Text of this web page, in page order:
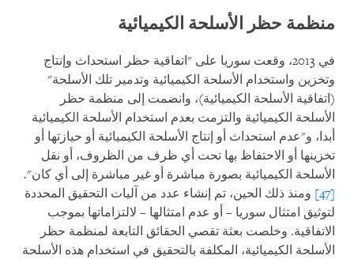
منظمة حظر الأسلحة الكيميائية
في 2013، وقعت سوريا على "اتفاقية حظر استحداث وإنتاج
وتخزين واستخدام الأسلحة الكيميائية وتدمير تلك الأسلحة"
(اتفاقية الأسلحة الكيميائية)، وانضمت إلى منظمة حظر
الأسلحة الكيميائية والتزمت بعدم استخدام الأسلحة الكيميائية
أبدا، و"عدم استحداث أو إنتاج الأسلحة الكيميائية أو حيازتها أو
تخزينها أو الاحتفاظ بها تحت أي ظرف من الظروف، أو نقل
الأسلحة الكيميائية بصورة مباشرة أو غير مباشرة إلى أي كان".
[47]
ومنذ ذلك الحين، تم إنشاء عدد من آليات التحقيق المحددة
لتوثيق امتثال سوريا – أو عدم امتثالها – لالتزاماتها بموجب
الاتفاقية. وخلصت بعثة تقصي الحقائق التابعة لمنظمة حظر
الأسلحة الكيميائية، المكلفة بالتحقيق في استخدام هذه الأسلحة